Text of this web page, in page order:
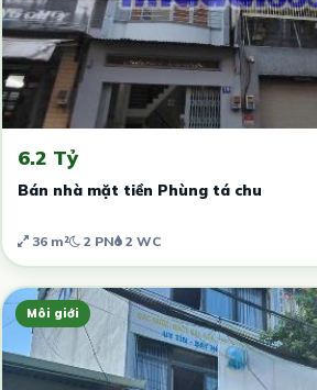
6.2 Tỷ
Bán nhà mặt tiền Phùng tá chu
36 m² 2 PN 2 WC
Môi giới